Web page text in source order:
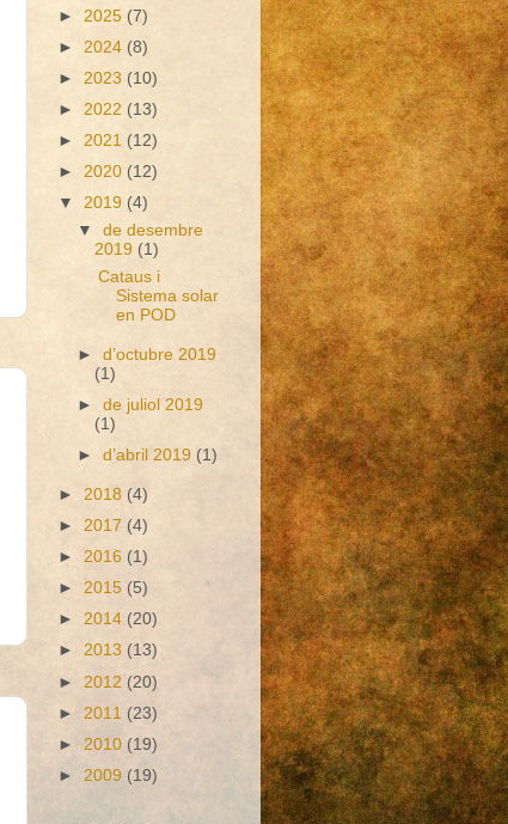
► 2025 (7)
► 2024 (8)
► 2023 (10)
► 2022 (13)
► 2021 (12)
► 2020 (12)
▼ 2019 (4)
▼de desembre
2019 (1)
Cataus i
Sistema solar
en POD
►d’octubre 2019
(1)
►de juliol 2019
(1)
►d’abril 2019 (1)
► 2018 (4)
► 2017 (4)
► 2016 (1)
► 2015 (5)
► 2014 (20)
► 2013 (13)
► 2012 (20)
► 2011 (23)
► 2010 (19)
► 2009 (19)